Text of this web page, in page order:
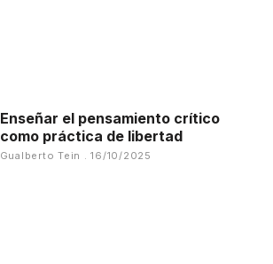
Enseñar el pensamiento crítico
como práctica de libertad
Gualberto Tein 16/10/2025